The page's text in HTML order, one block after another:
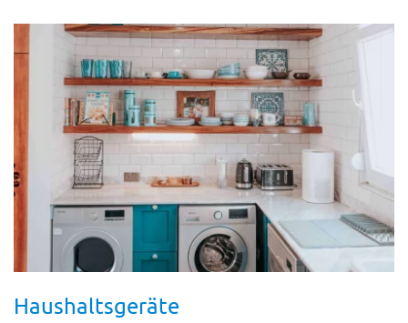
Haushaltsgeräte